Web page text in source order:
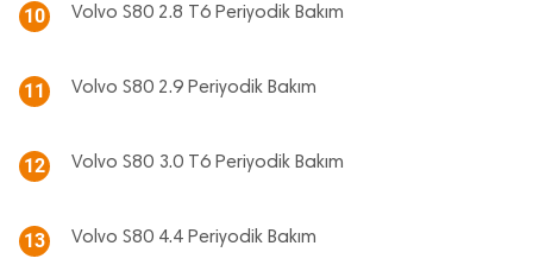
10 Volvo S80 2.8 T6 Periyodik Bakım
11 Volvo S80 2.9 Periyodik Bakım
12 Volvo S80 3.0 T6 Periyodik Bakım
13 Volvo S80 4.4 Periyodik Bakım